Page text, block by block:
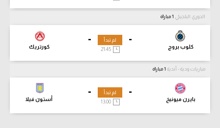
الدوري البلجيكي
-
كلوب بروج
-
كورتريك
لم تبدأ
21:45
مباريات ودية - أندية
-
بايرن ميونيخ
-
أستون فيلا
لم تبدأ
13:00